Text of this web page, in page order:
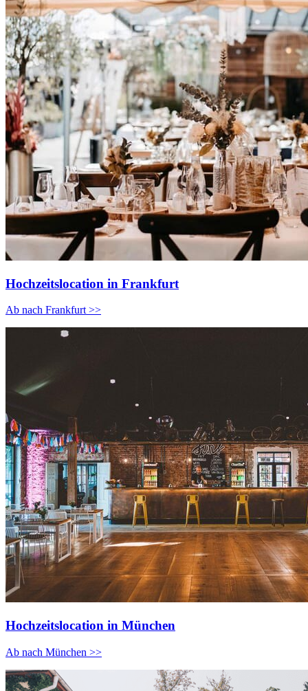
Hochzeitslocation in Frankfurt
Ab nach Frankfurt >>
Hochzeitslocation in München
Ab nach München >>